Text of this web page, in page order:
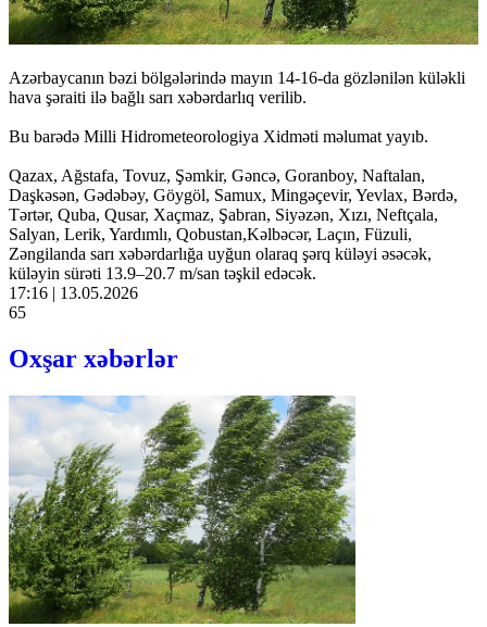
Azərbaycanın bəzi bölgələrində mayın 14-16-da gözlənilən küləkli
hava şəraiti ilə bağlı sarı xəbərdarlıq verilib.
Bu barədə Milli Hidrometeorologiya Xidməti məlumat yayıb.
Qazax, Ağstafa, Tovuz, Şəmkir, Gəncə, Goranboy, Naftalan,
Daşkəsən, Gədəbəy, Göygöl, Samux, Mingəçevir, Yevlax, Bərdə,
Tərtər, Quba, Qusar, Xaçmaz, Şabran, Siyəzən, Xızı, Neftçala,
Salyan, Lerik, Yardımlı, Qobustan,Kəlbəcər, Laçın, Füzuli,
Zəngilanda sarı xəbərdarlığa uyğun olaraq şərq küləyi əsəcək,
küləyin sürəti 13.9–20.7 m/san təşkil edəcək.
17:16 | 13.05.2026
65
Oxşar xəbərlər